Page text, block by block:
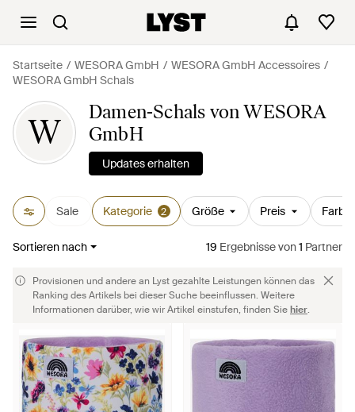
Startseite WESORA GmbH
WESORA GmbH Accessoires
WESORA GmbH Schals
W
Damen-Schals von WESORA
GmbH
Updates erhalten
Sale Kategorie 2 Größe Preis Farbe
Sortieren nach 19 Ergebnissevon1 Partner
Provisionen und andere an Lyst gezahlte Leistungen können das
Ranking des Artikels bei dieser Suche beeinflussen. Weitere
Informationen darüber, wie wir Artikel einstufen, finden Siehier.